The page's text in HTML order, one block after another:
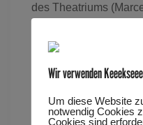
des Theatriums
letzte Autogramm“
gekommen ist. Mit
Puppen, starken
Wir verwenden
Um diese Website
notwendig Cookies
Cookies sind